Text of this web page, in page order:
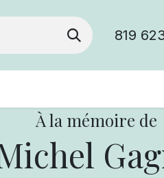
819
À la mémoire de